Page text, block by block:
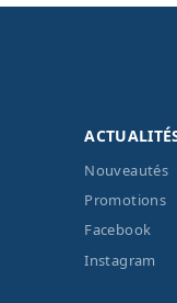
Nouveautés
Promotions
Facebook
Instagram